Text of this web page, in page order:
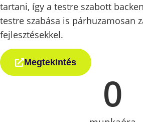
tartani, így a testre szabott
testre szabása is párhuzamosan
fejlesztésekkel.
Megtekintés
0